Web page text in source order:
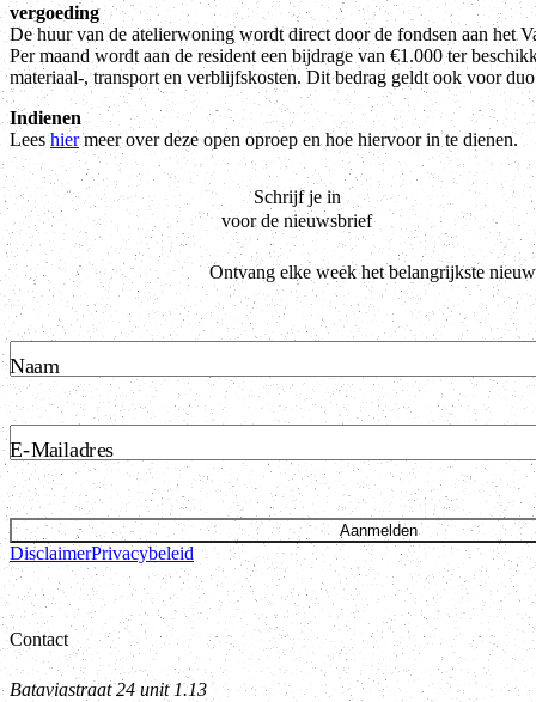
vergoeding
De huur van de atelierwoning wordt direct door de fondsen aan het
Per maand wordt aan de resident een bijdrage van €1.000 ter
materiaal-, transport en verblijfskosten. Dit bedrag geldt ook voor
Indienen
Leeshiermeer over deze open oproep en hoe hiervoor in te dienen.
Schrijf je in
voor de nieuwsbrief
Ontvang elke week het belangrijkste
Naam
E-Mailadres
Aanmelden
DisclaimerPrivacybeleid
Contact
Bataviastraat 24 unit 1.13